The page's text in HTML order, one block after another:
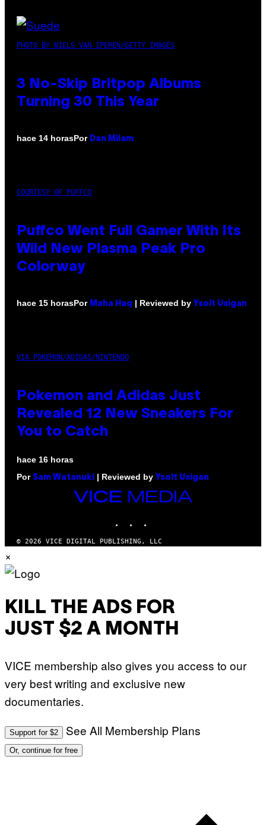
PHOTO BY NIELS VAN IPEREN/GETTY IMAGES
3 No-Skip Britpop Albums
Turning 30 This Year
hace 14 horasPor Dan Milam
COURTESY OF PUFFCO
Puffco Went Full Gamer With Its
Wild New Plasma Peak Pro
Colorway
hace 15 horasPor Maha Haq | Reviewed by Ysolt Usigan
VIA POKEMON/ADIDAS/NINTENDO
Pokemon and Adidas Just
Revealed 12 New Sneakers For
You to Catch
hace 16 horas
Por Sam Watanuki | Reviewed by Ysolt Usigan
VICE
MEDIA
© 2026 VICE DIGITAL PUBLISHING, LLC
×
KILL THE ADS FOR
JUST $2 A MONTH
VICE membership also gives you access to our
very best writing and exclusive new
documentaries.
Support for $2 See All Membership Plans
Or, continue for free